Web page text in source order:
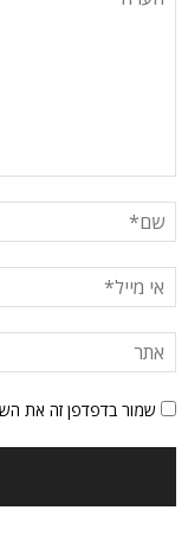
שמור בדפדפן זה את